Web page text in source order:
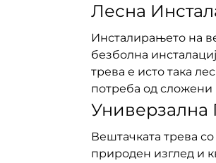
Лесна
Инсталирањето на
безболна
трева е исто така
потреба од сложени
Универзална
Вештачката трева
природен изглед и